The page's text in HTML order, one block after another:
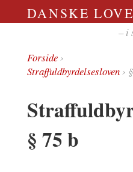
DANSKE LOVE
– i
Forside›
Straffuldbyrdelsesloven›
§ 75 b